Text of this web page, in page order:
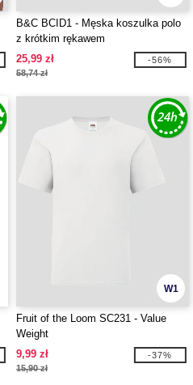
B&C BCID1 - Męska koszulka polo
z krótkim rękawem
25,99 zł
58,74 zł
-56%
W1
Fruit of the Loom SC231 - Value
Weight
9,99 zł
15,90 zł
-37%